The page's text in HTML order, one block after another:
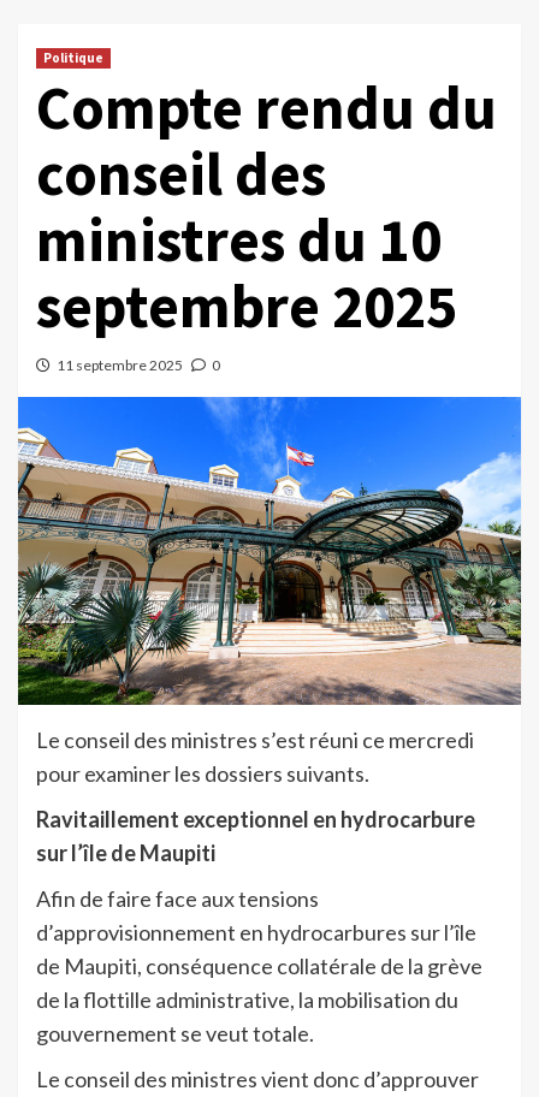
Politique
Compte rendu du
conseil des
ministres du 10
septembre 2025
11 septembre 2025 0
Le conseil des ministres s’est réuni ce mercredi
pour examiner les dossiers suivants.
Ravitaillement exceptionnel en hydrocarbure
sur l’île de Maupiti
Afin de faire face aux tensions
d’approvisionnement en hydrocarbures sur l’île
de Maupiti, conséquence collatérale de la grève
de la flottille administrative, la mobilisation du
gouvernement se veut totale.
Le conseil des ministres vient donc d’approuver